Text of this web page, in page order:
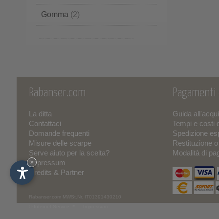
Gomma (2)
Rabanser.com
La ditta
Contattaci
Domande frequenti
Misure delle scarpe
Serve aiuto per la scelta?
Impressum
Credits & Partner
Rabanser.com
MWSt.Nr. IT01391430210
Guida
Tempi e costi
Spedizione
Restituzione
Modalità di
×